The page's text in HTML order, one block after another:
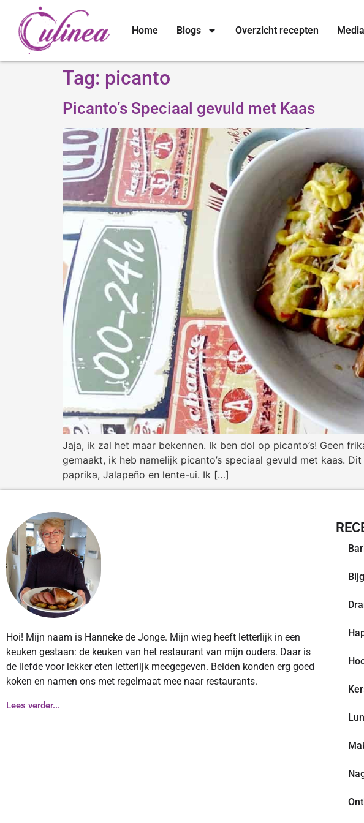
Home Blogs Overzicht recepten Media
Tag: picanto
Picanto’s Speciaal gevuld met Kaas
Jaja, ik zal het maar bekennen. Ik ben dol op picanto’s! Geen
gemaakt, ik heb namelijk picanto’s speciaal gevuld met kaas.
paprika, Jalapeño en lente-ui. Ik […]
Hoi! Mijn naam is Hanneke de Jonge. Mijn wieg heeft letterlijk in een
keuken gestaan: de keuken van het restaurant van mijn ouders. Daar is
de liefde voor lekker eten letterlijk meegegeven. Beiden konden erg goed
koken en namen ons met regelmaat mee naar restaurants.
Lees verder...